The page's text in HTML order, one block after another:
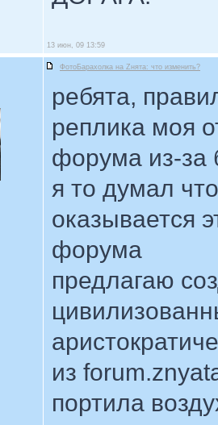
13 июн, 09 13:59
ФотоБарахолка на Zнята: что изменить?
ребята,
реплика моя
форума из-за
я то думал
оказывается
форума
предлагаю
из
портила